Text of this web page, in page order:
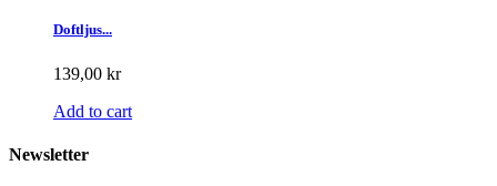
Doftljus...
139,00 kr
Add to cart
Newsletter